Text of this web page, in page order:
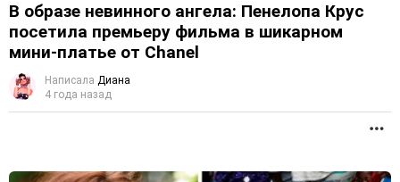
В образе невинного ангела: Пенелопа Крус
посетила премьеру фильма в шикарном
мини-платье от Chanel
Написала Диана
4 года назад